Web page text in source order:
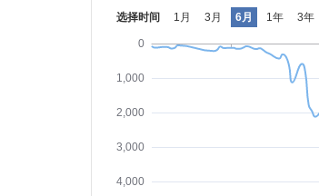
选择时间 1月 3月 6月 1年 3年
0
1,000
2,000
3,000
4,000